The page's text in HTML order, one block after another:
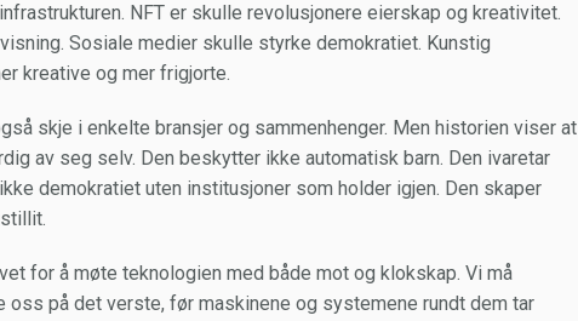
NFT er skulle revolusjonere eierskap og kreativitet.
Sosiale medier skulle styrke demokratiet. Kunstig
kreative og mer frigjorte.
skje i enkelte bransjer og sammenhenger. Men historien viser at
av seg selv. Den beskytter ikke automatisk barn. Den ivaretar
demokratiet uten institusjoner som holder igjen. Den skaper
for å møte teknologien med både mot og klokskap. Vi må
på det verste, før maskinene og systemene rundt dem tar